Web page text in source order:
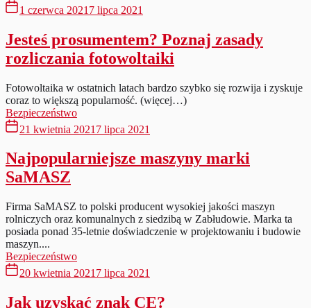
1 czerwca 2021 7 lipca 2021
Jesteś prosumentem? Poznaj zasady
rozliczania fotowoltaiki
Fotowoltaika w ostatnich latach bardzo szybko się rozwija i zyskuje
coraz to większą popularność. (więcej…)
Bezpieczeństwo
21 kwietnia 2021 7 lipca 2021
Najpopularniejsze maszyny marki
SaMASZ
Firma SaMASZ to polski producent wysokiej jakości maszyn
rolniczych oraz komunalnych z siedzibą w Zabłudowie. Marka ta
posiada ponad 35-letnie doświadczenie w projektowaniu i budowie
maszyn....
Bezpieczeństwo
20 kwietnia 2021 7 lipca 2021
Jak uzyskać znak CE?